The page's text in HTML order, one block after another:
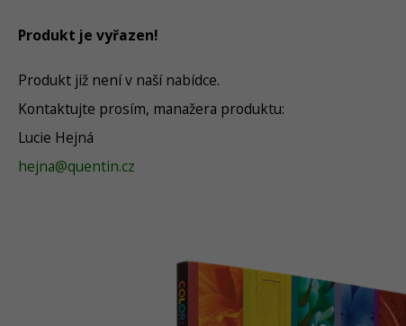
Produkt je vyřazen!
Produkt již není v naší nabídce.
Kontaktujte prosím, manažera produktu:
Lucie Hejná
hejna@quentin.cz